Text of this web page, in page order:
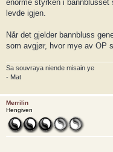
enorme styrken i
levde igjen.
Når det gjelder bannbluss
som avgjør, hvor mye av OP
Sa souvraya niende misain ye
- Mat
Merrilin
Hengiven